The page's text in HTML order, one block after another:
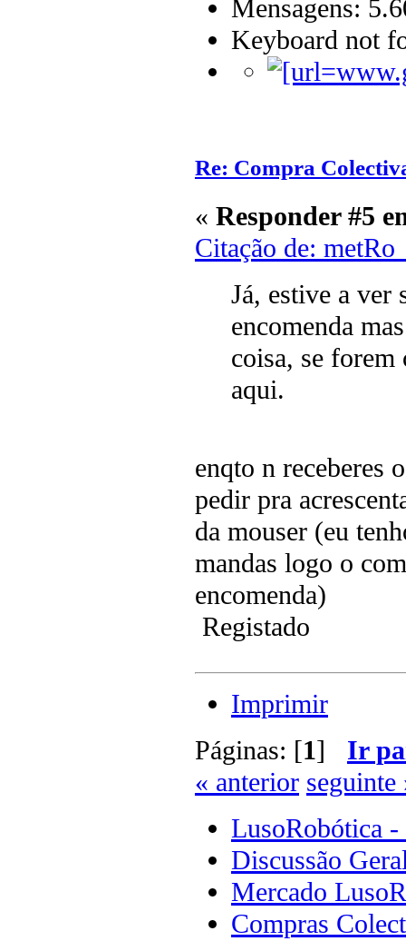
Mensagens:
Keyboard not
Re: Compra
« Responder #5
Citação de:
Já, estive a ver
encomenda
coisa, se forem
aqui.
enqto n receberes
pedir pra
da mouser (eu
mandas logo o
encomenda)
Registado
Imprimir
Páginas: [1] Ir
« anterior seguinte
LusoRobótica -
Discussão
Mercado
Compras